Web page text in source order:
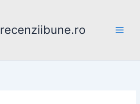
recenziibune.ro